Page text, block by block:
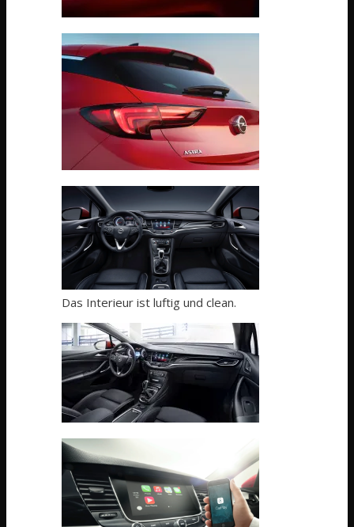
Das Interieur ist luftig und clean.